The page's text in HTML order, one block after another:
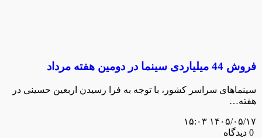
فروش 44 میلیاردی سینما در دومین هفته مرداد
سینماهای سراسر کشور، با توجه به فرا رسیدن اربعین حسینی در
هفته‌…
۱۴۰۵/۰۵/۱۷ ۱۵:۰۳
0 دیدگاه